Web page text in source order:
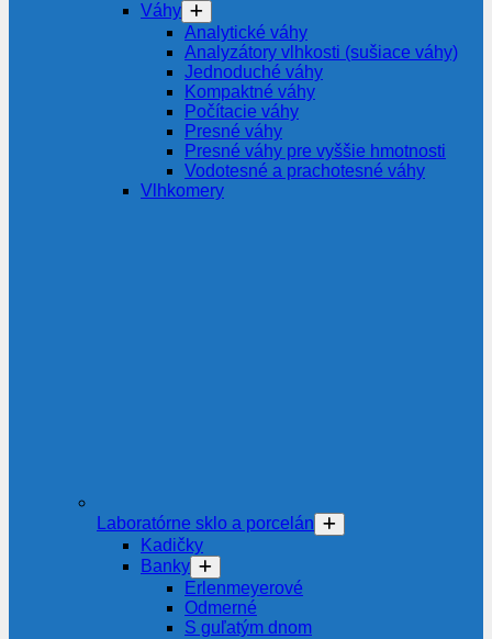
Váhy
Analytické váhy
Analyzátory vlhkosti (sušiace váhy)
Jednoduché váhy
Kompaktné váhy
Počítacie váhy
Presné váhy
Presné váhy pre vyššie hmotnosti
Vodotesné a prachotesné váhy
Vlhkomery
Laboratórne sklo a porcelán
Kadičky
Banky
Erlenmeyerové
Odmerné
S guľatým dnom